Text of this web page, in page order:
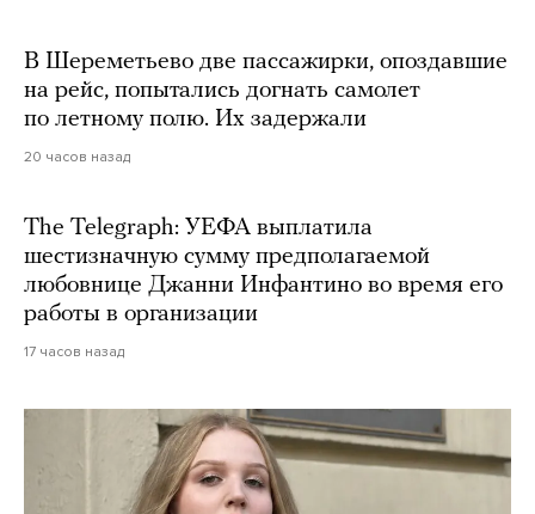
В Шереметьево две пассажирки, опоздавшие
на рейс, попытались догнать самолет
по летному полю. Их задержали
20 часов назад
The Telegraph: УЕФА выплатила
шестизначную сумму предполагаемой
любовнице Джанни Инфантино во время его
работы в организации
17 часов назад